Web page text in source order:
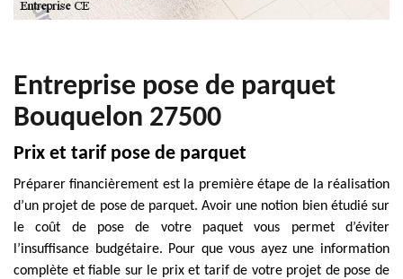
Entreprise pose de parquet
Bouquelon 27500
Prix et tarif pose de parquet
Préparer financièrement est la première étape de la réalisation
d’un projet de pose de parquet. Avoir une notion bien étudié sur
le coût de pose de votre paquet vous permet d’éviter
l’insuffisance budgétaire. Pour que vous ayez une information
complète et fiable sur le prix et tarif de votre projet de pose de